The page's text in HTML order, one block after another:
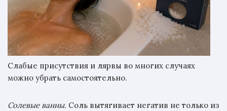
Слабые присутствия и лярвы во многих случаях
можно убрать самостоятельно.
Солевые ванны. Соль вытягивает негатив не только из